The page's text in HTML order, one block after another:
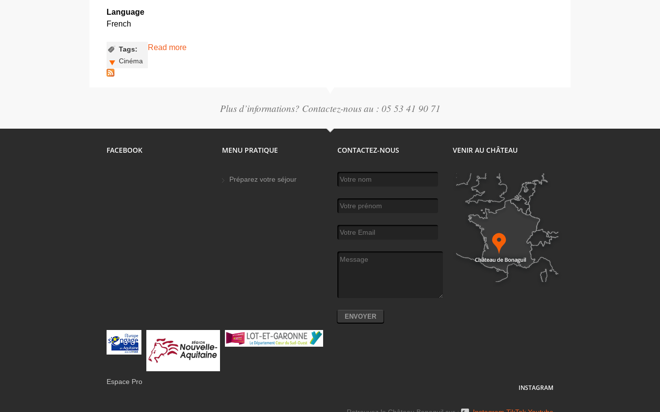
Language
French
Tags:
Cinéma
Read more
Plus d’informations? Contactez-nous au : 05 53 41 90 71
FACEBOOK MENU PRATIQUE
Préparez votre séjour
CONTACTEZ-NOUS
Votre nom
Votre prénom
Votre Email
Message
VENIR AU CHÂTEAU
Espace Pro
INSTAGRAM